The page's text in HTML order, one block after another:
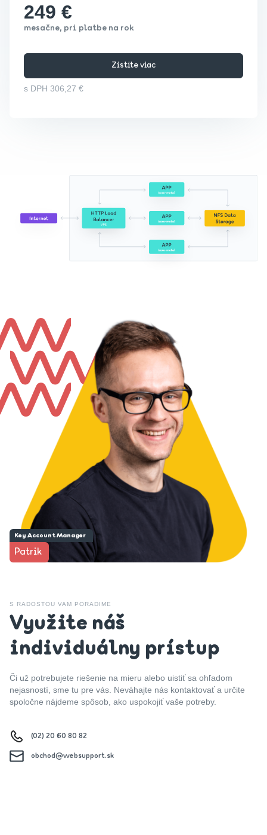
249 €
mesačne, pri platbe na rok
Zistite viac
s DPH 306,27 €
Key Account Manager
Patrik
S RADOSTOU VAM PORADIME
Využite náš
individuálny prístup
Či už potrebujete riešenie na mieru alebo uistiť sa ohľadom
nejasností, sme tu pre vás. Neváhajte nás kontaktovať a určite
spoločne nájdeme spôsob, ako uspokojiť vaše potreby.
(02) 20 60 80 82
obchod@websupport.sk